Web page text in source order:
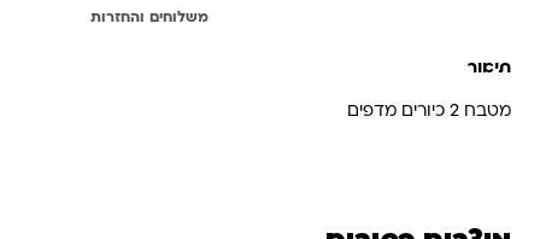
משלוחים והחזרות
תיאור
מטבח 2 כיורים מדפים